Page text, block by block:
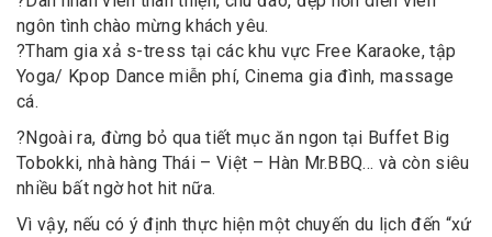
ngôn tình chào mừng khách yêu.
?Tham gia xả s-tress tại các khu vực Free Karaoke, tập
Yoga/ Kpop Dance miễn phí, Cinema gia đình, massage
cá.
?Ngoài ra, đừng bỏ qua tiết mục ăn ngon tại Buffet Big
Tobokki, nhà hàng Thái – Việt – Hàn Mr.BBQ… và còn siêu
nhiều bất ngờ hot hit nữa.
Vì vậy, nếu có ý định thực hiện một chuyến du lịch đến “xứ